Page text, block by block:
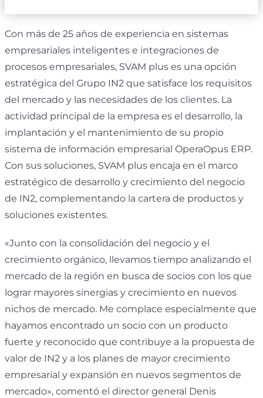
Con más de 25 años de experiencia en sistemas
empresariales inteligentes e integraciones de
procesos empresariales, SVAM plus es una opción
estratégica del Grupo IN2 que satisface los requisitos
del mercado y las necesidades de los clientes. La
actividad principal de la empresa es el desarrollo, la
implantación y el mantenimiento de su propio
sistema de información empresarial OperaOpus ERP.
Con sus soluciones, SVAM plus encaja en el marco
estratégico de desarrollo y crecimiento del negocio
de IN2, complementando la cartera de productos y
soluciones existentes.
«Junto con la consolidación del negocio y el
crecimiento orgánico, llevamos tiempo analizando el
mercado de la región en busca de socios con los que
lograr mayores sinergias y crecimiento en nuevos
nichos de mercado. Me complace especialmente que
hayamos encontrado un socio con un producto
fuerte y reconocido que contribuye a la propuesta de
valor de IN2 y a los planes de mayor crecimiento
empresarial y expansión en nuevos segmentos de
mercado», comentó el director general Denis